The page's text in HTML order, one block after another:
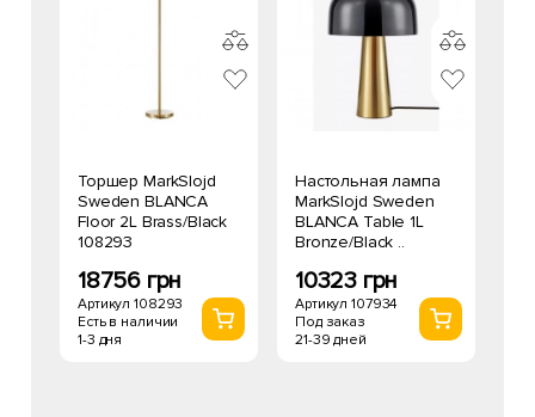
Торшер MarkSlojd
Sweden BLANCA
Floor 2L Brass/Black
108293
18756 грн
Артикул 108293
Есть в наличии
1-3 дня
Настольная лампа
MarkSlojd Sweden
BLANCA Table 1L
Bronze/Black ..
10323 грн
Артикул 107934
Под заказ
21-39 дней